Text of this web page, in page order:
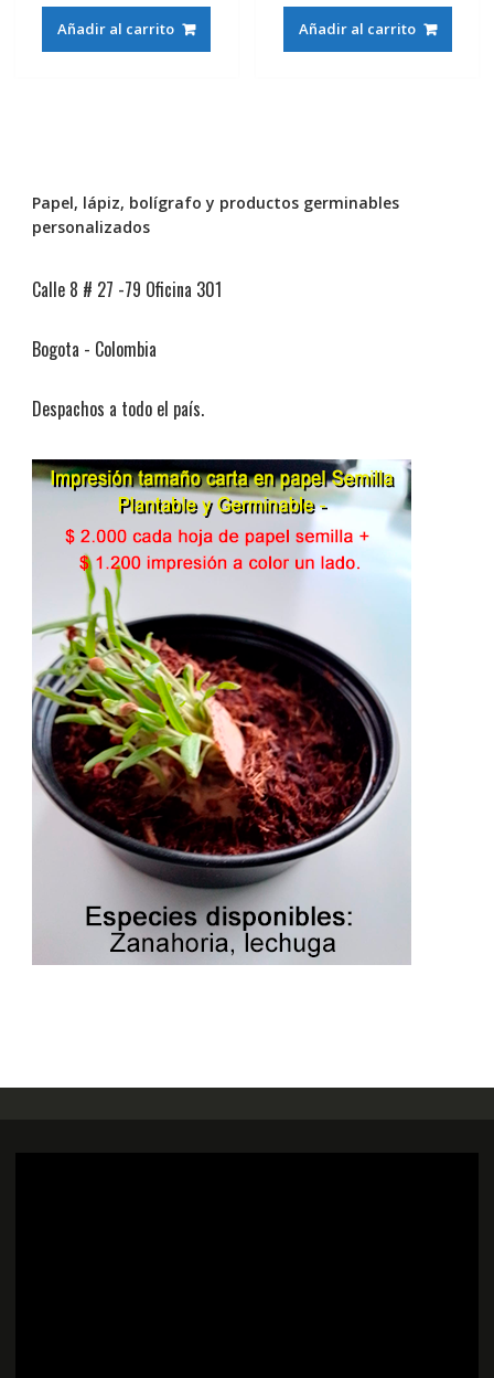
Añadir al carrito Añadir al carrito
Papel, lápiz, bolígrafo y productos germinables
personalizados
Calle 8 # 27 -79 Oficina 301
Bogota - Colombia
Despachos a todo el país.